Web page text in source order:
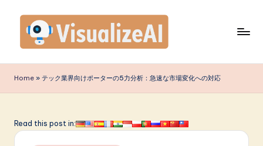
content
is
u
li
Home » テック業界向けポーターの5力分析：急速な市場変化への対応
Read this post in: